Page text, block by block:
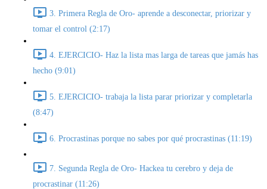
3. Primera Regla de Oro- aprende a desconectar, priorizar y
tomar el control (2:17)
4. EJERCICIO- Haz la lista mas larga de tareas que jamás has
hecho (9:01)
5. EJERCICIO- trabaja la lista parar priorizar y completarla
(8:47)
6. Procrastinas porque no sabes por qué procrastinas (11:19)
7. Segunda Regla de Oro- Hackea tu cerebro y deja de
procrastinar (11:26)